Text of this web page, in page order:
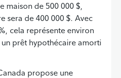
maison de 500 000 $,
sera de 400 000 $. Avec
cela représente environ
prêt hypothécaire amorti
propose une